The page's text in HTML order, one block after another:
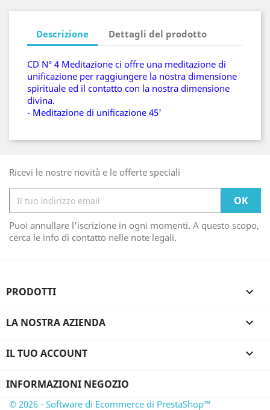
Descrizione Dettagli del prodotto
CD N° 4 Meditazione ci offre una meditazione di
unificazione per raggiungere la nostra dimensione
spirituale ed il contatto con la nostra dimensione
divina.
- Meditazione di unificazione 45'
Ricevi le nostre novità e le offerte speciali
Puoi annullare l'iscrizione in ogni momenti. A questo scopo,
cerca le info di contatto nelle note legali.
PRODOTTI 
LA NOSTRA AZIENDA 
IL TUO ACCOUNT 
INFORMAZIONI NEGOZIO
© 2026 - Software di Ecommerce di PrestaShop™